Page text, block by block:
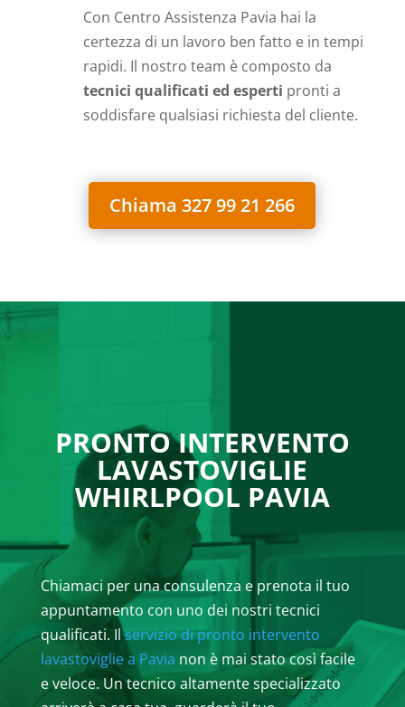
Con Centro Assistenza Pavia hai la
certezza di un lavoro ben fatto e in tempi
rapidi. Il nostro team è composto da
tecnici qualificati ed esperti pronti a
soddisfare qualsiasi richiesta del cliente.
Chiama 327 99 21 266
PRONTO INTERVENTO
LAVASTOVIGLIE
WHIRLPOOL PAVIA
Chiamaci per una consulenza e prenota il tuo
appuntamento con uno dei nostri tecnici
qualificati. Ilservizio di pronto intervento
lavastoviglie a Pavia non è mai stato così facile
e veloce. Un tecnico altamente specializzato